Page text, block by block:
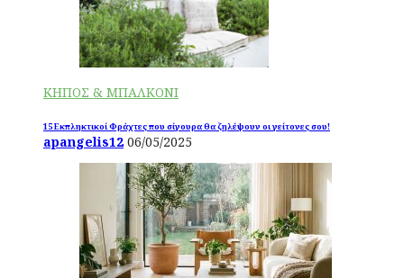
ΚΗΠΟΣ & ΜΠΑΛΚΟΝΙ
15 Εκπληκτικοί Φράχτες που σίγουρα θα ζηλέψουν οι γείτονες σου!
apangelis12 06/05/2025